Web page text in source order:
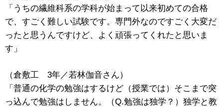
「うちの繊維科系の学科が始まって以来初めての合格
で、すごく難しい試験です。専門外なのですごく大変だ
ったと思うんですけど、よく頑張ってくれたと思いま
す」
（倉敷工 3年／若林伽音さん）
「普通の化学の勉強はするけど（授業では）そこまで突
っ込んで勉強はしません。（Q.勉強は独学？）独学と教